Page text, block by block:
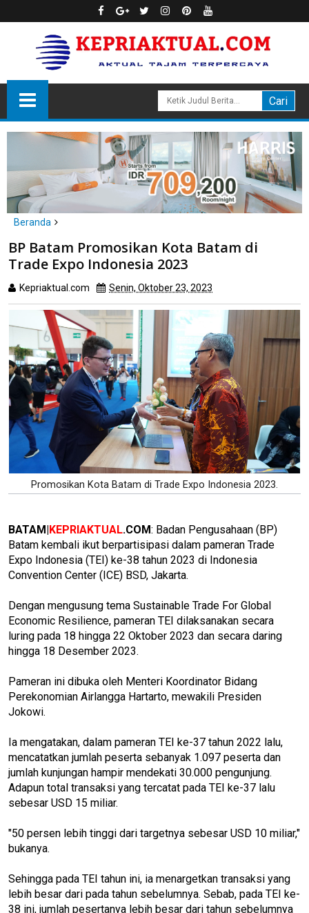
Beranda
BP Batam Promosikan Kota Batam di Trade Expo Indonesia 2023
BP Batam Promosikan Kota Batam di
Trade Expo Indonesia 2023
Kepriaktual.com Senin, Oktober 23, 2023
Promosikan Kota Batam di Trade Expo Indonesia 2023.
BATAM|KEPRIAKTUAL.COM: Badan Pengusahaan (BP)
Batam kembali ikut berpartisipasi dalam pameran Trade
Expo Indonesia (TEI) ke-38 tahun 2023 di Indonesia
Convention Center (ICE) BSD, Jakarta.
Dengan mengusung tema Sustainable Trade For Global
Economic Resilience, pameran TEI dilaksanakan secara
luring pada 18 hingga 22 Oktober 2023 dan secara daring
hingga 18 Desember 2023.
Pameran ini dibuka oleh Menteri Koordinator Bidang
Perekonomian Airlangga Hartarto, mewakili Presiden
Jokowi.
Ia mengatakan, dalam pameran TEI ke-37 tahun 2022 lalu,
mencatatkan jumlah peserta sebanyak 1.097 peserta dan
jumlah kunjungan hampir mendekati 30.000 pengunjung.
Adapun total transaksi yang tercatat pada TEI ke-37 lalu
sebesar USD 15 miliar.
"50 persen lebih tinggi dari targetnya sebesar USD 10 miliar,"
bukanya.
Sehingga pada TEI tahun ini, ia menargetkan transaksi yang
lebih besar dari pada tahun sebelumnya. Sebab, pada TEI ke-
38 ini, jumlah pesertanya lebih besar dari tahun sebelumnya